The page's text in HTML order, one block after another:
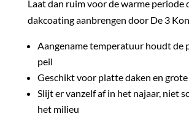
Laat dan ruim voor de warme periode
dakcoating aanbrengen door De 3
Aangename temperatuur houdt de
peil
Geschikt voor platte daken en
Slijt er vanzelf af in het najaar, niet
het milieu